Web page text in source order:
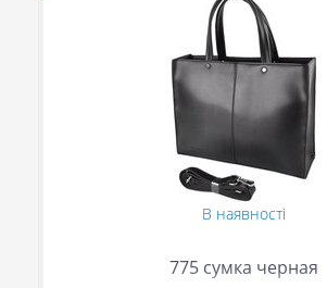
В наявності
775 сумка черная